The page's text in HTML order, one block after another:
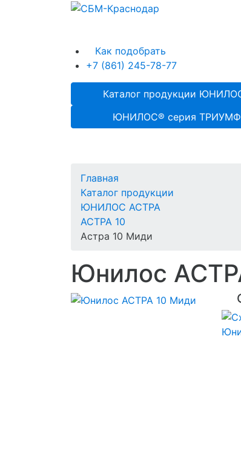
Как подобрать
+7 (861) 245-78-77
Каталог продукции
ЮНИЛОС® серия ТРИУМФ
Главная
Каталог продукции
ЮНИЛОС АСТРА
АСТРА 10
Астра 10 Миди
Юнилос